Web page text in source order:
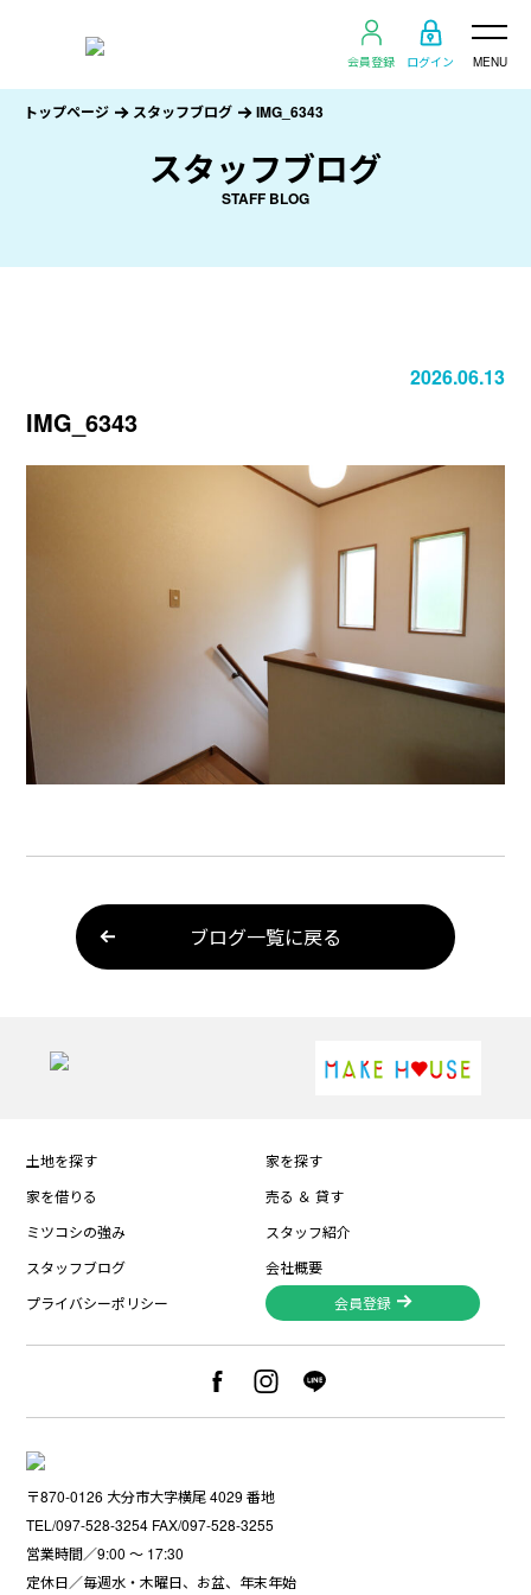
会員登録 ログイン MENU
スタッフブログ
STAFF BLOG
トップページ スタッフブログ IMG_6343
2026.06.13
IMG_6343
ブログ一覧に戻る
〒870-0126 大分市大字横尾 4029 番地
TEL/097-528-3254 FAX/097-528-3255
営業時間／9:00 〜 17:30
定休日／毎週水・木曜日、お盆、年末年始
土地を探す
家を探す
家を借りる
売る ＆ 貸す
ミツコシの強み
スタッフ紹介
スタッフブログ
会社概要
プライバシーポリシー
会員登録